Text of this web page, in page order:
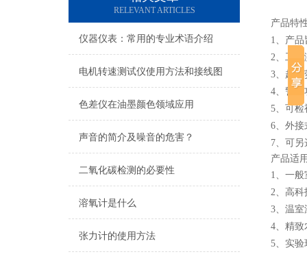
RELEVANT ARTICLES
仪器仪表：常用的专业术语介绍
电机转速测试仪使用方法和接线图
色差仪在油墨颜色领域应用
声音的简介及噪音的危害？
二氧化碳检测的必要性
溶氧计是什么
张力计的使用方法
产品特
1、 产品
2、 工业
3、 超
4、 警报
5、 可检
6、 外接
7、 可另
产品适
1、一
2、高
3、温
4、精
5、实验